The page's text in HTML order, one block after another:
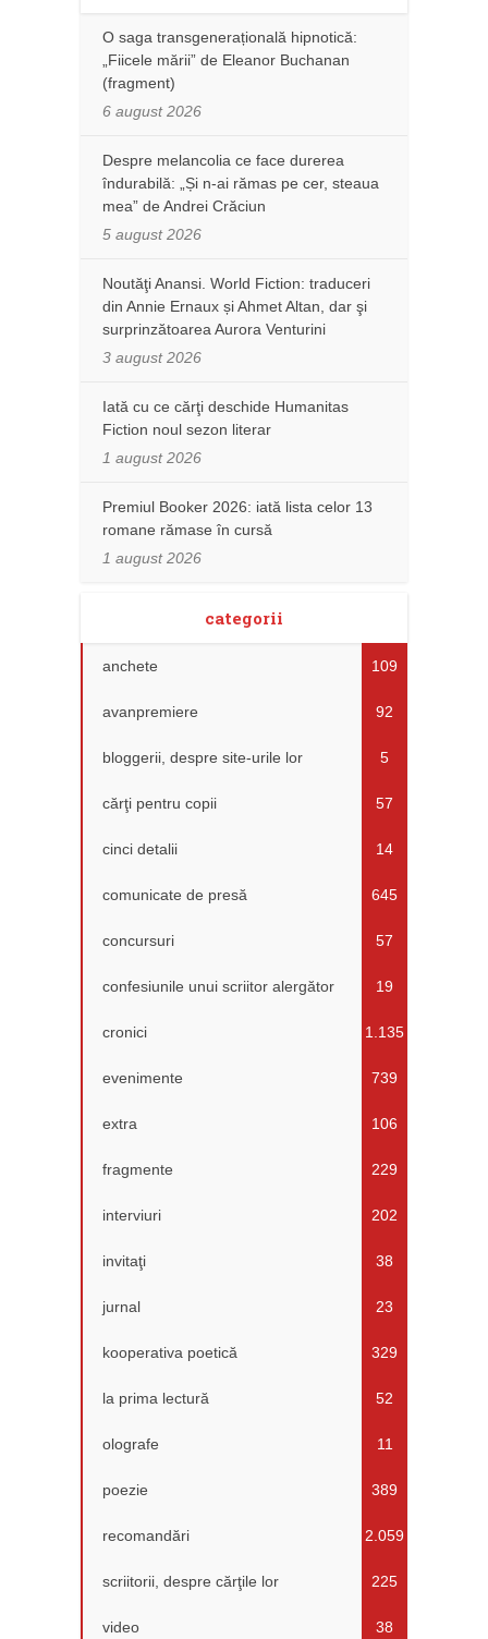
O saga transgenerațională hipnotică:
„Fiicele mării” de Eleanor Buchanan
(fragment)
6 august 2026
Despre melancolia ce face durerea
îndurabilă: „Și n-ai rămas pe cer, steaua
mea” de Andrei Crăciun
5 august 2026
Noutăţi Anansi. World Fiction: traduceri
din Annie Ernaux și Ahmet Altan, dar şi
surprinzătoarea Aurora Venturini
3 august 2026
Iată cu ce cărţi deschide Humanitas
Fiction noul sezon literar
1 august 2026
Premiul Booker 2026: iată lista celor 13
romane rămase în cursă
1 august 2026
categorii
anchete 109
avanpremiere 92
bloggerii, despre site-urile lor 5
cărţi pentru copii 57
cinci detalii 14
comunicate de presă 645
concursuri 57
confesiunile unui scriitor alergător 19
cronici 1.135
evenimente 739
extra 106
fragmente 229
interviuri 202
invitaţi 38
jurnal 23
kooperativa poetică 329
la prima lectură 52
olografe 11
poezie 389
recomandări 2.059
scriitorii, despre cărţile lor 225
video 38